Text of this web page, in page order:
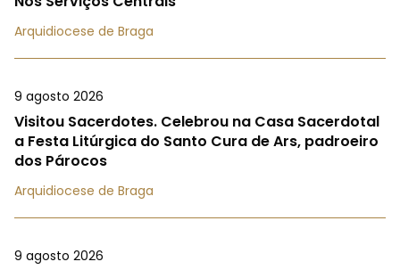
Arquidiocese de Braga
9 agosto 2026
Visitou Sacerdotes. Celebrou na Casa Sacerdotal
a Festa Litúrgica do Santo Cura de Ars, padroeiro
dos Párocos
Arquidiocese de Braga
9 agosto 2026